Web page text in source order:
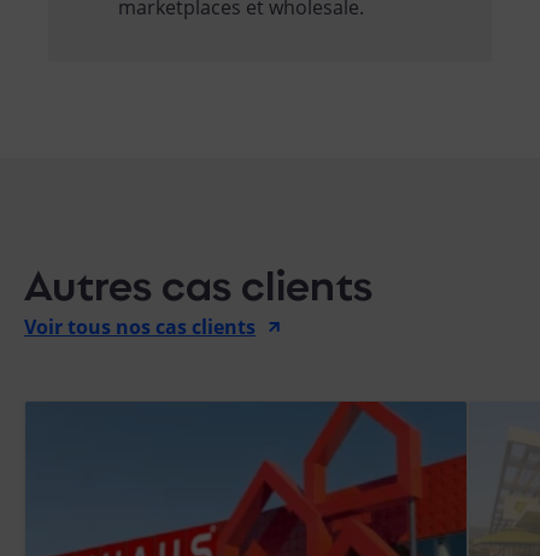
marketplaces et wholesale.
Autres cas clients
Voir tous nos cas clients